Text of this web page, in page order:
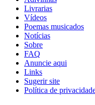
Livrarias
Vídeos
Poemas musicados
Notícias
Sobre
FAQ
Anuncie aqui
Links
Sugerir site
Política de